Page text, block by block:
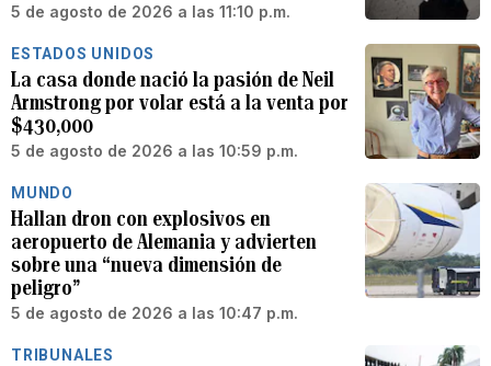
5 de agosto de 2026 a las 11:10 p.m.
ESTADOS UNIDOS
La casa donde nació la pasión de Neil
Armstrong por volar está a la venta por
$430,000
5 de agosto de 2026 a las 10:59 p.m.
MUNDO
Hallan dron con explosivos en
aeropuerto de Alemania y advierten
sobre una “nueva dimensión de
peligro”
5 de agosto de 2026 a las 10:47 p.m.
TRIBUNALES